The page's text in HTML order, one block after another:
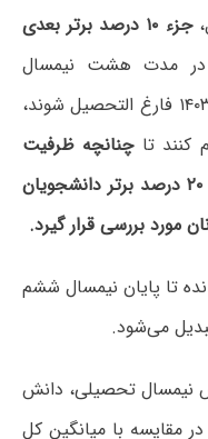
جزء ۱۰ درصد برتر بعدی
در مدت هشت نیمسال
تحصیلی حداکثر تا تاریخ ۳۱/شهریور/۱۴۰۳ فارغ التحصیل شوند،
کنند تاچنانچه ظرفیت
پذیرش بدون آزمون رشته/گرایشی، با ۲۰ درصد برتر دانشجویان
مورد بررسی قرار گیرد.
تا پایان نیمسال ششم
می‌شود.
نیمسال تحصیلی، دانش
مقایسه با میانگین کل